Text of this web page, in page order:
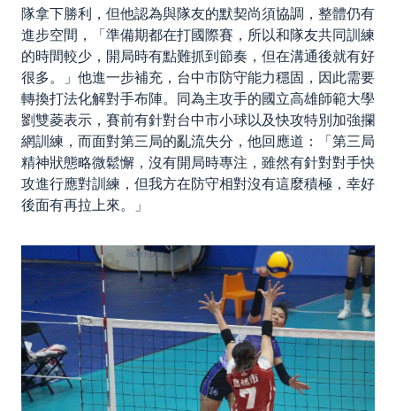
隊拿下勝利，但他認為與隊友的默契尚須協調，整體仍有
進步空間，「準備期都在打國際賽，所以和隊友共同訓練
的時間較少，開局時有點難抓到節奏，但在溝通後就有好
很多。」他進一步補充，台中市防守能力穩固，因此需要
轉換打法化解對手布陣。同為主攻手的國立高雄師範大學
劉雙菱表示，賽前有針對台中市小球以及快攻特別加強攔
網訓練，而面對第三局的亂流失分，他回應道：「第三局
精神狀態略微鬆懈，沒有開局時專注，雖然有針對對手快
攻進行應對訓練，但我方在防守相對沒有這麼積極，幸好
後面有再拉上來。」